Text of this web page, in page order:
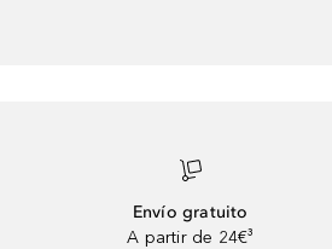
Envío gratuito
A partir de 24€³